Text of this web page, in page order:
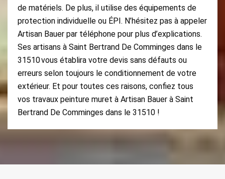
de matériels. De plus, il utilise des équipements de
protection individuelle ou ÉPI. N’hésitez pas à appeler
Artisan Bauer par téléphone pour plus d’explications.
Ses artisans à Saint Bertrand De Comminges dans le
31510 vous établira votre devis sans défauts ou
erreurs selon toujours le conditionnement de votre
extérieur. Et pour toutes ces raisons, confiez tous
vos travaux peinture muret à Artisan Bauer à Saint
Bertrand De Comminges dans le 31510 !